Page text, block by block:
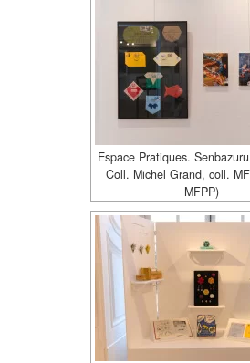
Espace Pratiques.
Coll. Michel Grand, coll.
MFPP)